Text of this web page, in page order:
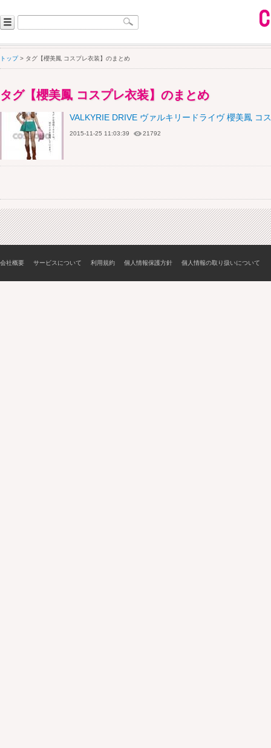
トップ> タグ【櫻美鳳 コスプレ衣装】のまとめ
タグ【櫻美鳳 コスプレ衣装】のまとめ
VALKYRIE DRIVE ヴァルキリードライヴ 櫻美鳳 コ
2015-11-25 11:03:39 21792
会社概要 サービスについて 利用規約 個人情報保護方針 個人情報の取り扱いについて